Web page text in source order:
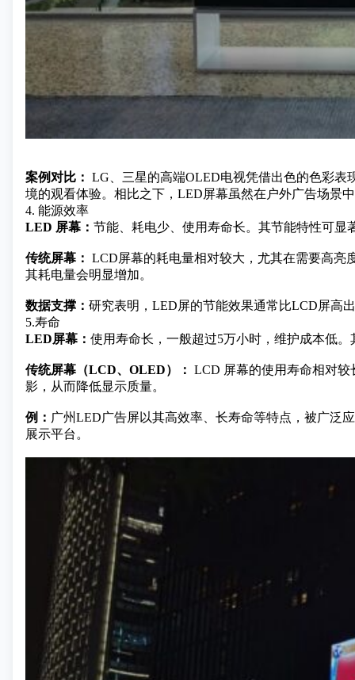
案例对比： LG、三星的高端OLED电视凭借出色的色彩表
境的观看体验。相比之下，LED屏幕虽然在户外广告场景
4. 能源效率
LED 屏幕： 节能、耗电少、使用寿命长。其节能特性可显
传统屏幕： LCD屏幕的耗电量相对较大，尤其在需要高亮
其耗电量会明显增加。
数据支撑： 研究表明，LED屏的节能效果通常比LCD屏高
5.寿命
LED屏幕： 使用寿命长，一般超过5万小时，维护成本低
传统屏幕（LCD、OLED）： LCD 屏幕的使用寿命相对较
影，从而降低显示质量。
例： 广州LED广告屏以其高效率、长寿命等特点，被广泛
展示平台。